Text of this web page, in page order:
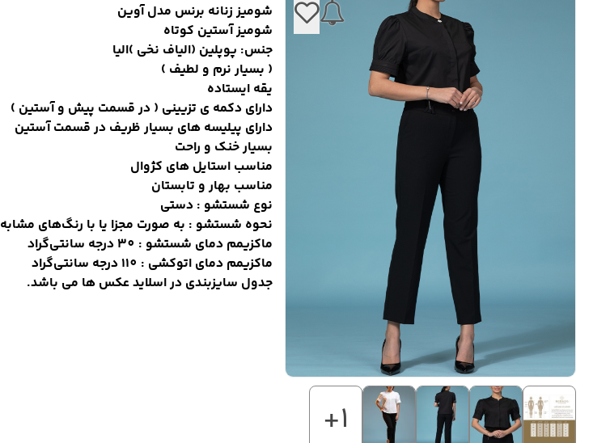
+1
شومیز زنانه برنس مدل آوین
شومیز آستین کوتاه
جنس: پوپلین (الیاف نخی )الیا
( بسیار نرم و لطیف )
یقه ایستاده
دارای دکمه ی تزیینی ( در قسمت پیش و آستین )
دارای پیلیسه های بسیار ظریف در قسمت آستین
بسیار خنک و راحت
مناسب استایل های کژوال
مناسب بهار و تابستان
نوع شستشو : دستی
نحوه شستشو : به صورت مجزا یا با رنگ‌های مشابه
ماکزیمم دمای شستشو : 30 درجه سانتی‌گراد
ماکزیمم دمای اتوکشی : 110 درجه سانتی‌گراد
جدول سایزبندی در اسلاید عکس ها می باشد.